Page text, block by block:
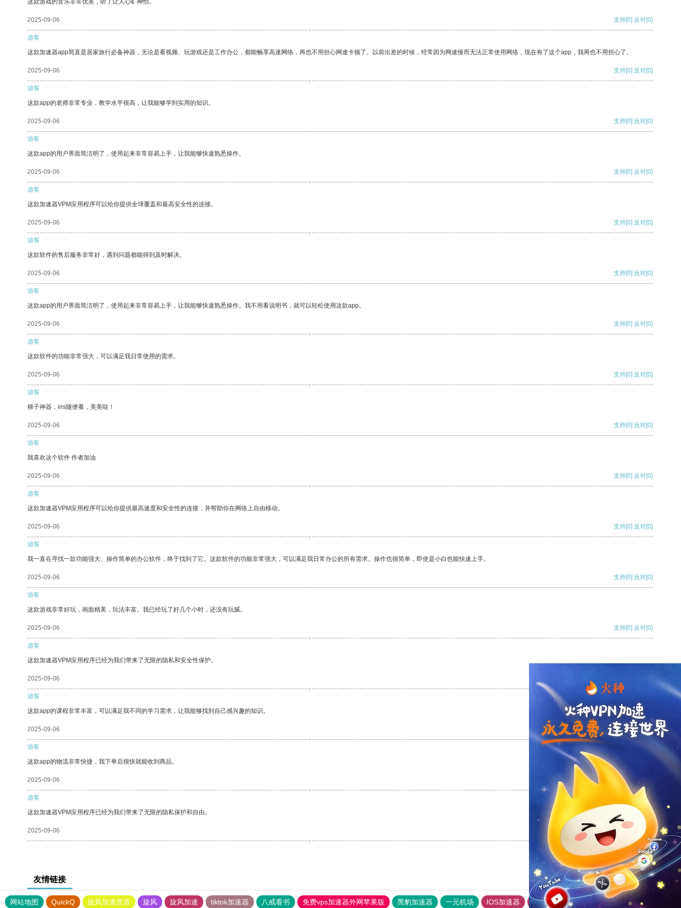
这款游戏的音乐非常优美，听了让人心旷神怡。
2025-09-06 支持[0] 反对[0]
游客
这款加速器app简直是居家旅行必备神器，无论是看视频、玩游戏还是工作办公，都能畅享高速网络，再也不用担心网速卡顿了。以前出差的时候，经常因为网速慢而无法正常使用网络，现在有了这个app，我再也不用担心了。
2025-09-06 支持[0] 反对[0]
游客
这款app的老师非常专业，教学水平很高，让我能够学到实用的知识。
2025-09-06 支持[0] 反对[0]
游客
这款app的用户界面简洁明了，使用起来非常容易上手，让我能够快速熟悉操作。
2025-09-06 支持[0] 反对[0]
游客
这款加速器VPM应用程序可以给你提供全球覆盖和最高安全性的连接。
2025-09-06 支持[0] 反对[0]
游客
这款软件的售后服务非常好，遇到问题都能得到及时解决。
2025-09-06 支持[0] 反对[0]
游客
这款app的用户界面简洁明了，使用起来非常容易上手，让我能够快速熟悉操作。我不用看说明书，就可以轻松使用这款app。
2025-09-06 支持[0] 反对[0]
游客
这款软件的功能非常强大，可以满足我日常使用的需求。
2025-09-06 支持[0] 反对[0]
游客
梯子神器，ins随便看，美美哒！
2025-09-06 支持[0] 反对[0]
游客
我喜欢这个软件 作者加油
2025-09-06 支持[0] 反对[0]
游客
这款加速器VPM应用程序可以给你提供最高速度和安全性的连接，并帮助你在网络上自由移动。
2025-09-06 支持[0] 反对[0]
游客
我一直在寻找一款功能强大、操作简单的办公软件，终于找到了它。这款软件的功能非常强大，可以满足我日常办公的所有需求。操作也很简单，即使是小白也能快速上手。
2025-09-06 支持[0] 反对[0]
游客
这款游戏非常好玩，画面精美，玩法丰富。我已经玩了好几个小时，还没有玩腻。
2025-09-06 支持[0] 反对[0]
游客
这款加速器VPM应用程序已经为我们带来了无限的隐私和安全性保护。
2025-09-06
游客
这款app的课程非常丰富，可以满足我不同的学习需求，让我能够找到自己感兴趣的知识。
2025-09-06 支持 [0] 反对[0]
游客
这款app的物流非常快捷，我下单后很快就能收到商品。
2025-09-06 支持[0] 反对
游客
这款加速器VPM应用程序已经为我们带来了无限的隐私保护和自由。
2025-09-06 支持[0] 反对[0]
友情链接
网站地图 QuickQ 旋风加速度器 旋风 旋风加速 tiktok加速器 八戒看书 免费vps加速器外网苹果版 黑豹加速器 一元机场 IOS加速器 旋风加速度器 hammer加速器